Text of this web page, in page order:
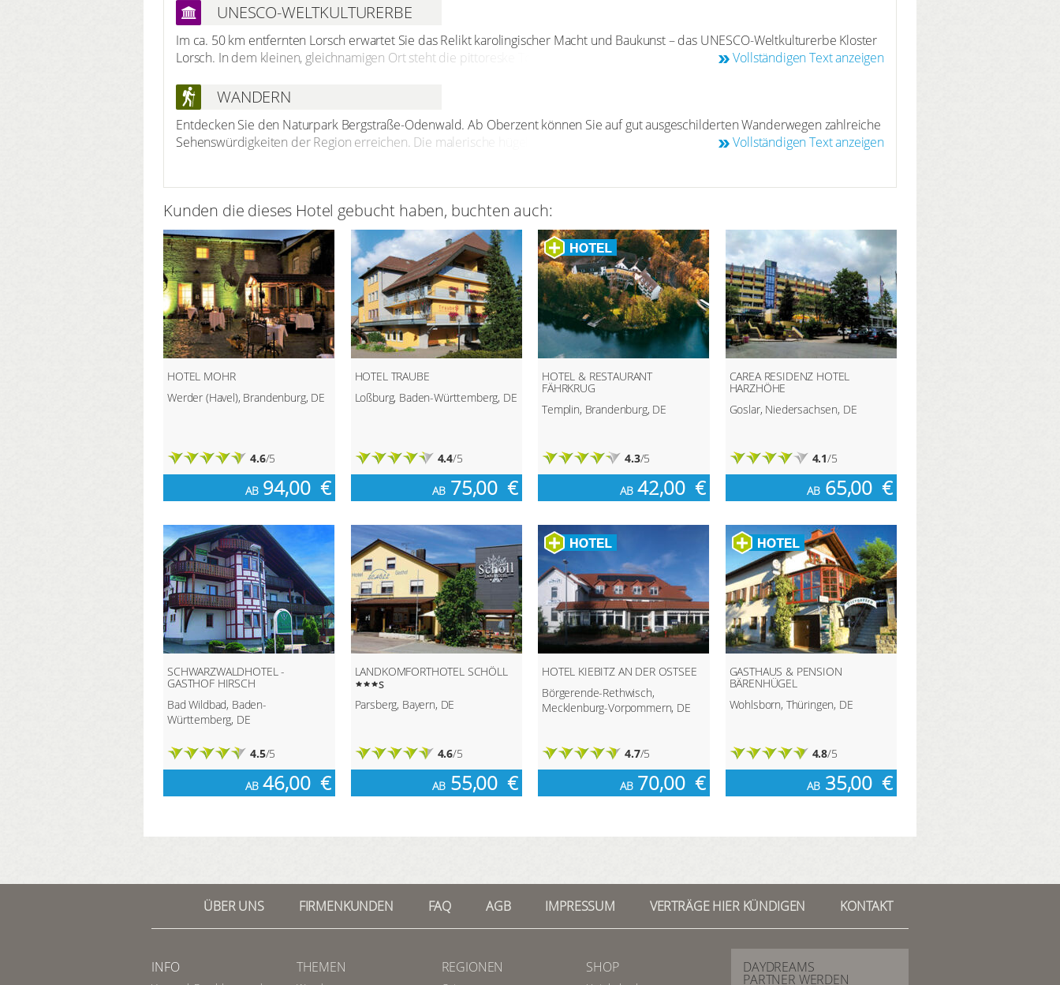
UNESCO-WELTKULTURERBE
Im ca. 50 km entfernten Lorsch erwartet Sie das Relikt karolingischer Macht und Baukunst – das UNESCO-Weltkulturerbe Kloster
Lorsch. In dem kleinen, gleichnamigen Ort steht die pittoreske Torhalle. 1991 wurde das Kloster Lorsch zusammen mit den
anerkannt. Die Lorscher Denkmäler gehören zu den bedeutendsten Relikten vorromanischer Baukunst in Deutschland.
Vollständigen Text anzeigen
WANDERN
Entdecken Sie den Naturpark Bergstraße-Odenwald. Ab Oberzent können Sie auf gut ausgeschilderten Wanderwegen zahlreiche
Sehenswürdigkeiten der Region erreichen. Die malerische hügelige Landschaft mit Mischwäldern und tollen Aussichtspunkten ist
Vollständigen Text anzeigen
Kunden die dieses Hotel gebucht haben, buchten auch:
HOTEL MOHR
Werder (Havel), Brandenburg, DE
4.6/5
AB94,00 €
HOTEL TRAUBE
Loßburg, Baden-Württemberg, DE
4.4/5
AB 75,00 €
HOTEL & RESTAURANT
FÄHRKRUG
Templin, Brandenburg, DE
4.3/5
AB42,00 €
CAREA RESIDENZ HOTEL
HARZHÖHE
Goslar, Niedersachsen, DE
4.1/5
AB 65,00 €
SCHWARZWALDHOTEL -
GASTHOF HIRSCH
Bad Wildbad, Baden-
Württemberg, DE
4.5/5
AB46,00 €
LANDKOMFORTHOTEL SCHÖLL
s
Parsberg, Bayern, DE
4.6/5
AB 55,00 €
HOTEL KIEBITZ AN DER OSTSEE
Börgerende-Rethwisch,
Mecklenburg-Vorpommern, DE
4.7/5
AB70,00 €
GASTHAUS & PENSION
BÄRENHÜGEL
Wohlsborn, Thüringen, DE
4.8/5
AB 35,00 €
ÜBER UNS FIRMENKUNDEN FAQ AGB IMPRESSUM VERTRÄGE HIER KÜNDIGEN KONTAKT
INFO THEMEN REGIONEN SHOP DAYDREAMS
PARTNER WERDEN